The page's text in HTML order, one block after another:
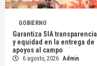
GOBIERNO
Garantiza SIA transparencia
y equidad en la entrega de
apoyos al campo
6 agosto, 2026 Admin